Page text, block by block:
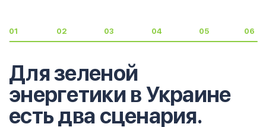
01 02 03 04 05 06
Для зеленой
энергетики в Украине
есть два сценария.